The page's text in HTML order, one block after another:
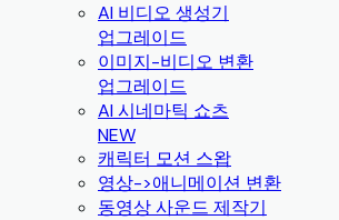
AI 비디오 생성기
업그레이드
이미지-비디오 변환
업그레이드
AI 시네마틱 쇼츠
NEW
캐릭터 모션 스왑
영상->애니메이션 변환
동영상 사운드 제작기